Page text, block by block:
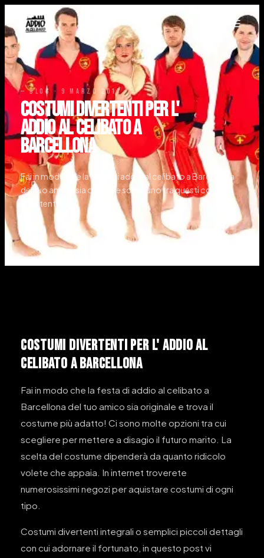
— BLOG ·9 marzo 2017
COSTUMI DIVERTENTI PER L'
ADDIO AL CELIBATO A
BARCELLONA
Fai in modo che la festa di addio al celibato a Barcellona
del tuo amico sia originale scegli uno tra questi costumi
divertenti!
COSTUMI DIVERTENTI PER L' ADDIO AL
CELIBATO A BARCELLONA
Fai in modo che la festa di addio al celibato a
Barcellona del tuo amico sia originale e trova il
costume più adatto! Ci sono molte opzioni tra cui
scegliere per mettere a disagio il futuro marito. La
scelta del costume dipenderà da quanto ridicolo
volete che appaia. In internet troverete
numerosissimi negozi per aquistare costumi di ogni
tipo.
Costumi divertenti integrali o semplici piccoli dettagli
con cui adornare il fortunato, in questo post vi